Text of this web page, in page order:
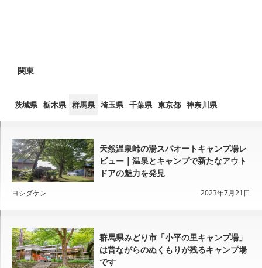
関東
茨城県 栃木県 群馬県 埼玉県 千葉県 東京都 神奈川県
天然温泉峠の湯スパオートキャンプ場レ
ビュー｜温泉とキャンプで新たなアウト
ドアの魅力を発見
ヨシダケン 2023年7月21日
群馬県みどり市「小平の里キャンプ場」
は昔ながらのぬくもりが残るキャンプ場
です